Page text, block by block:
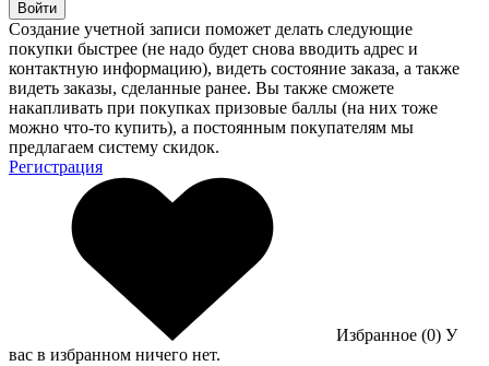
Войти
Создание учетной записи поможет делать следующие
покупки быстрее (не надо будет снова вводить адрес и
контактную информацию), видеть состояние заказа, а также
видеть заказы, сделанные ранее. Вы также сможете
накапливать при покупках призовые баллы (на них тоже
можно что-то купить), а постоянным покупателям мы
предлагаем систему скидок.
Регистрация
Избранное (0) У
вас в избранном ничего нет.